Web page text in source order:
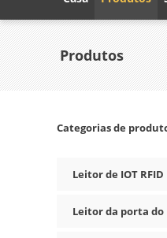
Produtos
Categorias de
Leitor de IOT RFID
Leitor da porta do